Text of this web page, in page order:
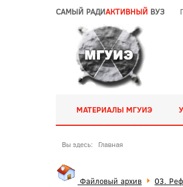
САМЫЙ РАДИАКТИВНЫЙ ВУЗ
МАТЕРИАЛЫ МГУИЭ
Вы здесь: Главная
Файловый архив 03.